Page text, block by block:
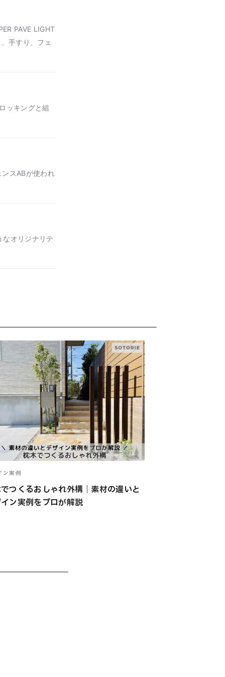
PAVE LIGHT
手すり、フェ
ッキングと組
スABが使われ
オリジナリテ
ン実例
つくるおしゃれ外構｜素材の違いと
ン実例をプロが解説